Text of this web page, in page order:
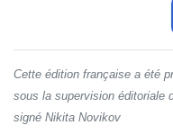
Cette édition française a été
sous la supervision éditoriale
signé Nikita Novikov